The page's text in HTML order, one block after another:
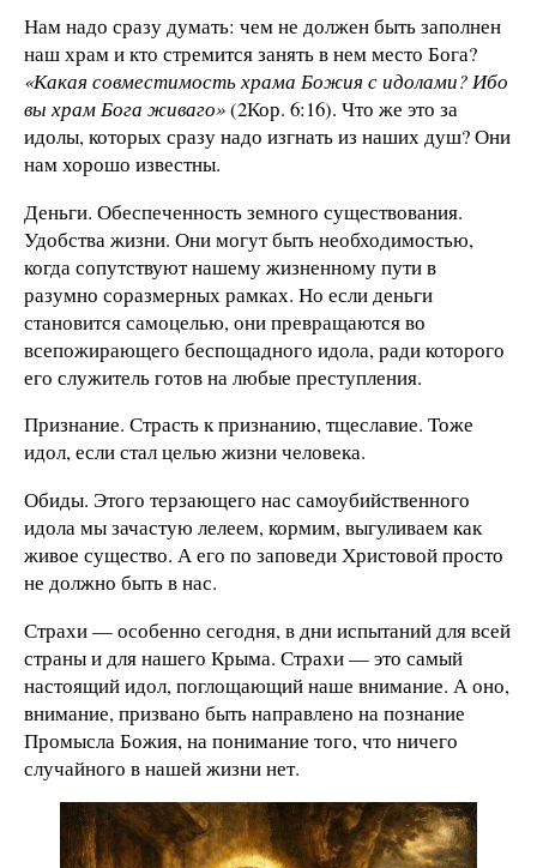
Нам надо сразу думать: чем не должен быть заполнен
наш храм и кто стремится занять в нем место Бога?
«Какая совместимость храма Божия с идолами? Ибо
вы храм Бога живаго»(2Кор. 6:16). Что же это за
идолы, которых сразу надо изгнать из наших душ? Они
нам хорошо известны.
Деньги. Обеспеченность земного существования.
Удобства жизни. Они могут быть необходимостью,
когда сопутствуют нашему жизненному пути в
разумно соразмерных рамках. Но если деньги
становится самоцелью, они превращаются во
всепожирающего беспощадного идола, ради которого
его служитель готов на любые преступления.
Признание. Страсть к признанию, тщеславие. Тоже
идол, если стал целью жизни человека.
Обиды. Этого терзающего нас самоубийственного
идола мы зачастую лелеем, кормим, выгуливаем как
живое существо. А его по заповеди Христовой просто
не должно быть в нас.
Страхи — особенно сегодня, в дни испытаний для всей
страны и для нашего Крыма. Страхи — это самый
настоящий идол, поглощающий наше внимание. А оно,
внимание, призвано быть направлено на познание
Промысла Божия, на понимание того, что ничего
случайного в нашей жизни нет.